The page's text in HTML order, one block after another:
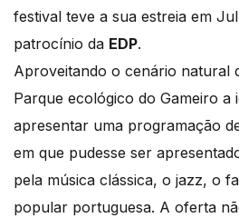
festival teve a sua estreia em
patrocínio da EDP.
Aproveitando o cenário natural
Parque ecológico do Gameiro a
apresentar uma programação
em que pudesse ser
pela música clássica, o jazz, o
popular portuguesa. A oferta